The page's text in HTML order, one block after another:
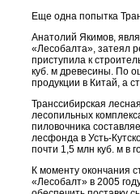
Еще одна попытка
Анатолий Якимов,
«Лесобалта», затеял
приступила к
куб. м древесины. По
продукции в Китай, а
Транссибирская
лесопильных
пиловочника
лесфонда в Усть-
почти 1,5 млн куб. м в
К моменту окончания
«Лесобалт» в 2005